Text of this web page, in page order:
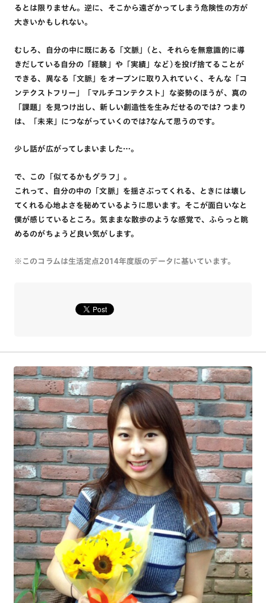
るとは限りません。逆に、そこから遠ざかってしまう危険性の方が
大きいかもしれない。
むしろ、自分の中に既にある「文脈」(と、それらを無意識的に導
きだしている自分の「経験」や「実績」など)を投げ捨てることが
できる、異なる「文脈」をオープンに取り入れていく、そんな「コ
ンテクストフリー」「マルチコンテクスト」な姿勢のほうが、真の
「課題」を見つけ出し、新しい創造性を生みだせるのでは? つまり
は、「未来」につながっていくのでは?なんて思うのです。
少し話が広がってしまいました…。
で、この「似てるかもグラフ」。
これって、自分の中の「文脈」を揺さぶってくれる、ときには壊し
てくれる心地よさを秘めているように思います。そこが面白いなと
僕が感じているところ。気ままな散歩のような感覚で、ふらっと眺
めるのがちょうど良い気がします。
※このコラムは生活定点2014年度版のデータに基いています。